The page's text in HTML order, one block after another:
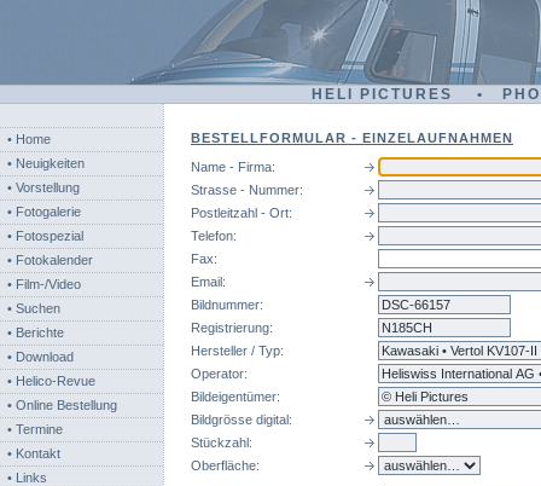
HELI PICTURES •
• Home
• Neuigkeiten
• Vorstellung
• Fotogalerie
• Fotospezial
• Fotokalender
• Film-/Video
• Suchen
• Berichte
• Download
• Helico-Revue
• Online Bestellung
• Termine
• Kontakt
• Links
BESTELLFORMULAR - EINZELAUFNAHMEN
Name - Firma:
Strasse - Nummer:
Postleitzahl - Ort:
Telefon:
Fax:
Email:
Bildnummer:
Registrierung:
Hersteller / Typ:
Operator:
Bildeigentümer:
Bildgrösse digital:
Stückzahl:
Oberfläche: